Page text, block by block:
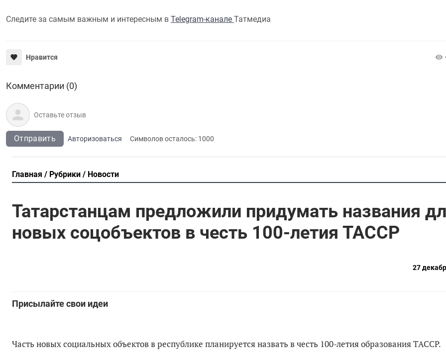
Следите за самым важным и интересным в Telegram-канале Татмедиа
Нравится
Комментарии (0)
Отправить Авторизоваться Символов осталось: 1000
Главная Рубрики Новости
Татарстанцам предложили придумать названия
новых соцобъектов в честь 100-летия ТАССР
27
Присылайте свои идеи
Часть новых социальных объектов в республике планируется назвать в честь 100-летия образования ТАССР.